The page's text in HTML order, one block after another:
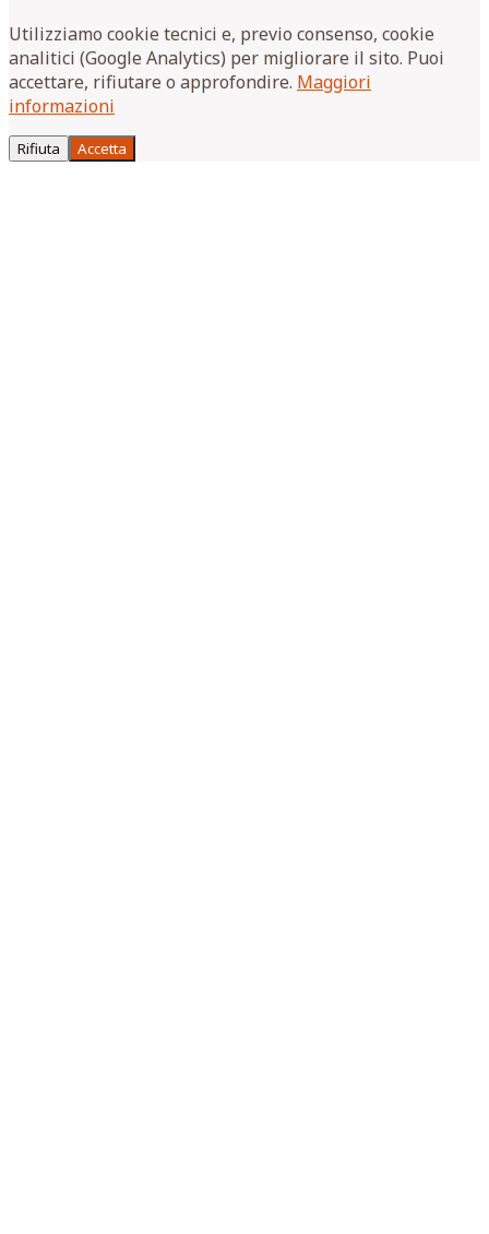
Utilizziamo cookie tecnici e, previo consenso, cookie
analitici (Google Analytics) per migliorare il sito. Puoi
accettare, rifiutare o approfondire. Maggiori
informazioni
Rifiuta Accetta